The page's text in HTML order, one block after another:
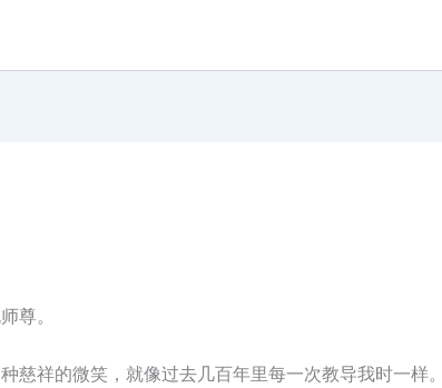
尊。
慈祥的微笑，就像过去几百年里每一次教导我时一样